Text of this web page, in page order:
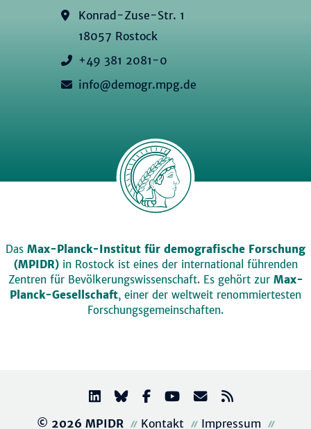
Konrad-Zuse-Str. 1
18057 Rostock
+49 381 2081-0
info@demogr.mpg.de
Das Max-Planck-Institut für demografische Forschung
(MPIDR)in Rostock ist eines der international führenden
Zentren für Bevölkerungswissenschaft. Es gehört zur Max-
Planck-Gesellschaft, einer der weltweit renommiertesten
Forschungsgemeinschaften.
© 2026 MPIDR Kontakt Impressum